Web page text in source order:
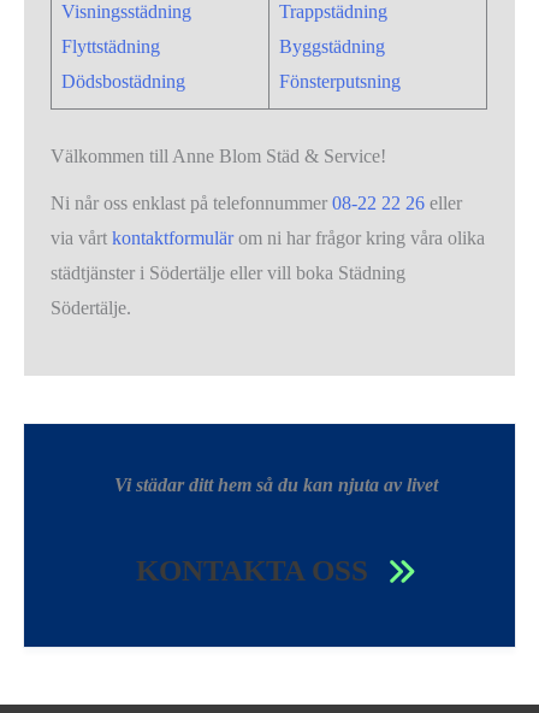
Visningsstädning
Flyttstädning
Dödsbostädning
Trappstädning
Byggstädning
Fönsterputsning
Välkommen till Anne Blom Städ & Service!
Ni når oss enklast på telefonnummer08-22 22 26 eller
via vårtkontaktformulärom ni har frågor kring våra olika
städtjänster i Södertälje eller vill boka Städning
Södertälje.
Vi städar ditt hem så du kan njuta av livet
KONTAKTA OSS